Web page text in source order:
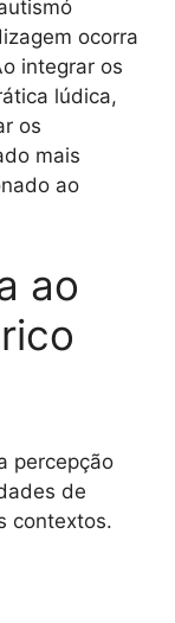
ocorra
integrar os
lúdica,
os
mais
ao
ao
percepção
de
contextos.